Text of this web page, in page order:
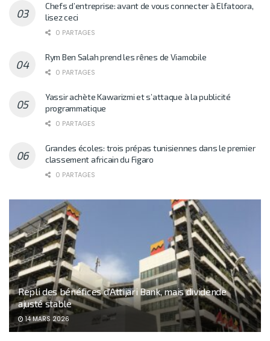
Chefs d’entreprise: avant de vous connecter à Elfatoora,
lisez ceci
0 PARTAGES
Rym Ben Salah prend les rênes de Viamobile
0 PARTAGES
Yassir achète Kawarizmi et s’attaque à la publicité
programmatique
0 PARTAGES
Grandes écoles: trois prépas tunisiennes dans le premier
classement africain du Figaro
0 PARTAGES
Repli des bénéfices d’Attijari Bank, mais dividende
ajusté stable
14 MARS 2026